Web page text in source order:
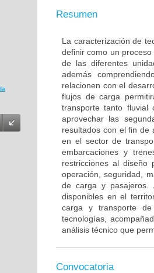
Resumen
La caracterización de
definir como un
de las diferentes
además
relacionen con el
flujos de carga
transporte tanto
aprovechar las
resultados con el fin de
en el sector de
embarcaciones y
restricciones al diseño
operación, seguridad,
de carga y pasajeros.
disponibles en el
carga y transporte
tecnologías,
análisis técnico que
Convocatoria